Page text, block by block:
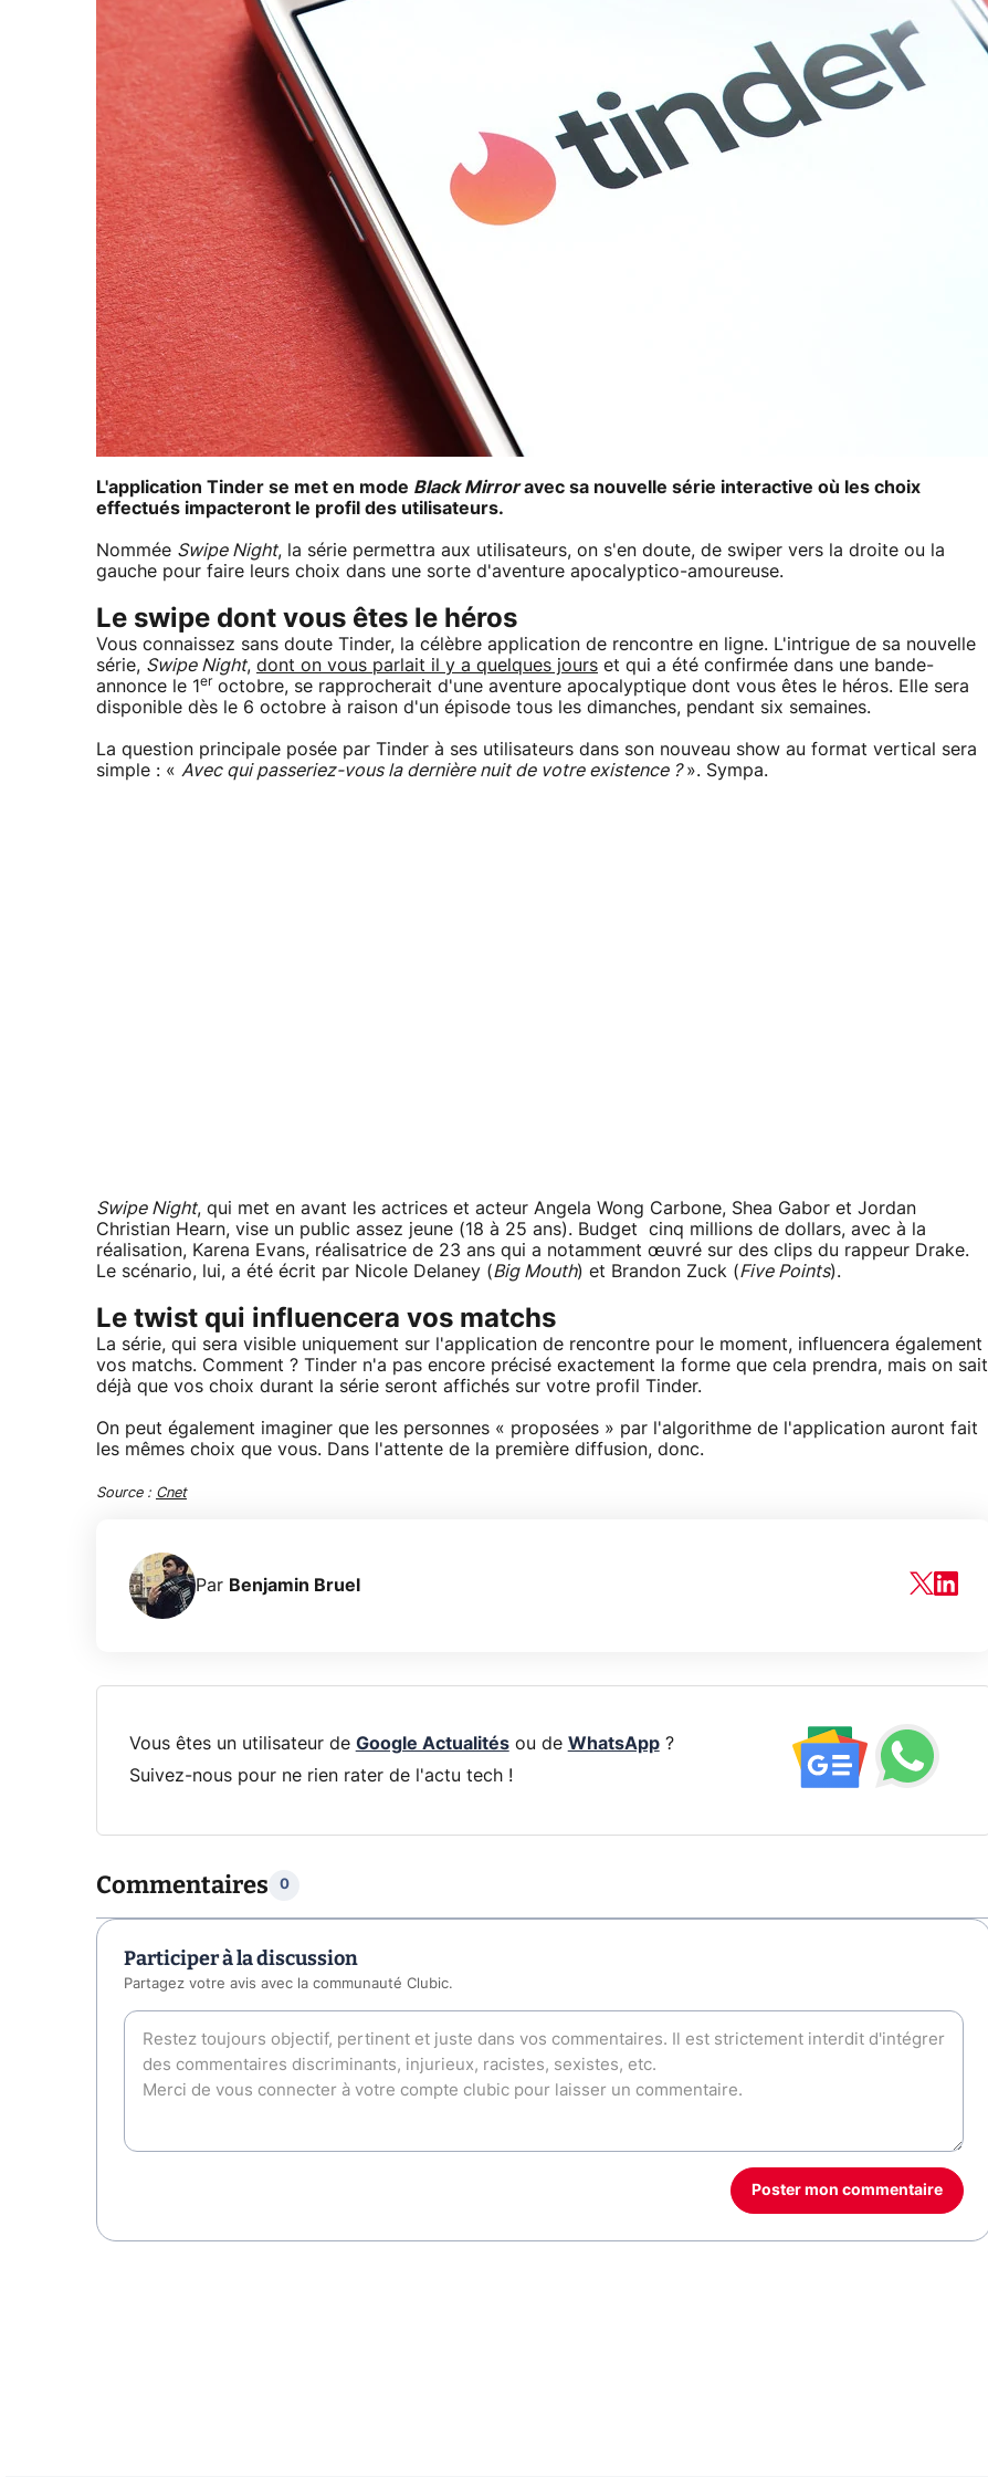
L'application Tinder se met en mode Black Mirroravec sa nouvelle série interactive où les choix
effectués impacteront le profil des utilisateurs.
Nommée Swipe Night, la série permettra aux utilisateurs, on s'en doute, de swiper vers la droite ou la
gauche pour faire leurs choix dans une sorte d'aventure apocalyptico-amoureuse.
Le swipe dont vous êtes le héros
Vous connaissez sans doute Tinder, la célèbre application de rencontre en ligne. L'intrigue de sa nouvelle
série, Swipe Night, dont on vous parlait il y a quelques jours et qui a été confirmée dans une bande-
annonce le 1 er octobre, se rapprocherait d'une aventure apocalyptique dont vous êtes le héros. Elle sera
disponible dès le 6 octobre à raison d'un épisode tous les dimanches, pendant six semaines.
La question principale posée par Tinder à ses utilisateurs dans son nouveau show au format vertical sera
simple : « Avec qui passeriez-vous la dernière nuit de votre existence ?». Sympa.
Swipe Night, qui met en avant les actrices et acteur Angela Wong Carbone, Shea Gabor et Jordan
Christian Hearn, vise un public assez jeune (18 à 25 ans). Budget cinq millions de dollars, avec à la
réalisation, Karena Evans, réalisatrice de 23 ans qui a notamment œuvré sur des clips du rappeur Drake.
Le scénario, lui, a été écrit par Nicole Delaney (Big Mouth) et Brandon Zuck (Five Points).
Le twist qui influencera vos matchs
La série, qui sera visible uniquement sur l'application de rencontre pour le moment, influencera également
vos matchs. Comment ? Tinder n'a pas encore précisé exactement la forme que cela prendra, mais on sait
déjà que vos choix durant la série seront affichés sur votre profil Tinder.
On peut également imaginer que les personnes « proposées » par l'algorithme de l'application auront fait
les mêmes choix que vous. Dans l'attente de la première diffusion, donc.
Source : Cnet
Par Benjamin Bruel
Vous êtes un utilisateur de Google Actualitésou de WhatsApp?
Suivez-nous pour ne rien rater de l'actu tech !
Commentaires 0
Participer à la discussion
Partagez votre avis avec la communauté Clubic.
Poster mon commentaire